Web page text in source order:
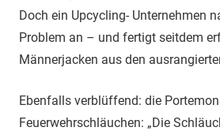
Doch ein Upcycling- Unternehmen
Problem an – und fertigt seitdem
Männerjacken aus den
Ebenfalls verblüffend: die
Feuerwehrschläuchen: „Die